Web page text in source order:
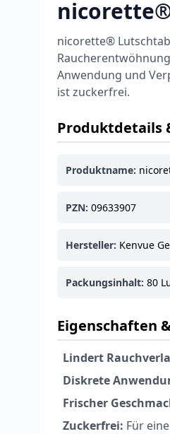
nicorette®
Anwendung und
ist zuckerfrei.
Produktdetails
Produktname:
PZN: 09633907
Hersteller: Kenvue
Packungsinhalt: 80
Eigenschaften
Lindert
Diskrete
Frischer
Zuckerfrei: Für